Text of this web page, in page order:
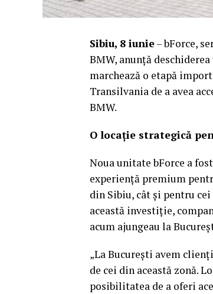
Sibiu, 8 iunie– bForce,
BMW, anunță
marchează o etapă
Transilvania de a avea
BMW.
O locație strategică
Noua unitate bForce a
experiență premium
din Sibiu, cât și pentru
această investiție,
acum ajungeau la
„La București avem
de cei din această zonă.
posibilitatea de a oferi